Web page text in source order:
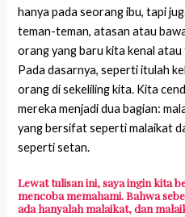
hanya pada seorang ibu, tapi
teman-teman, atasan atau
orang yang baru kita kenal
Pada dasarnya, seperti itulah
orang di sekeliling kita. Kita
mereka menjadi dua bagian:
yang bersifat seperti malaikat
seperti setan.
Lewat tulisan ini, saya ingin kita
mencoba memahami. Bahwa
ada hanyalah malaikat, dan